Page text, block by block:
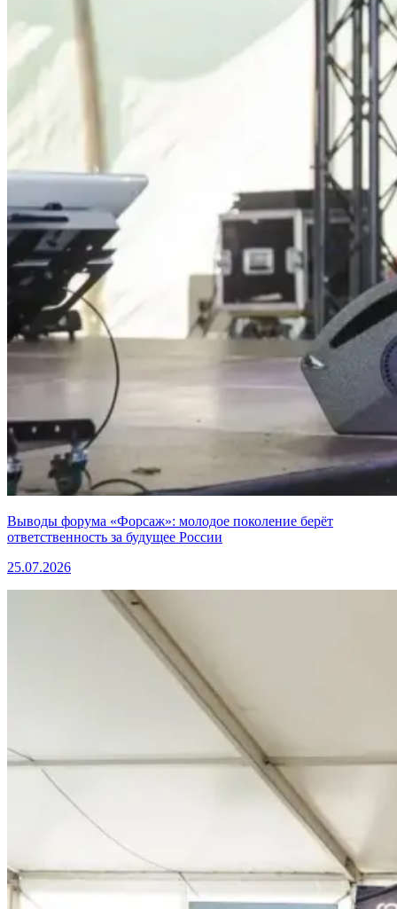
Выводы форума «Форсаж»: молодое поколение берёт
ответственность за будущее России
25.07.2026